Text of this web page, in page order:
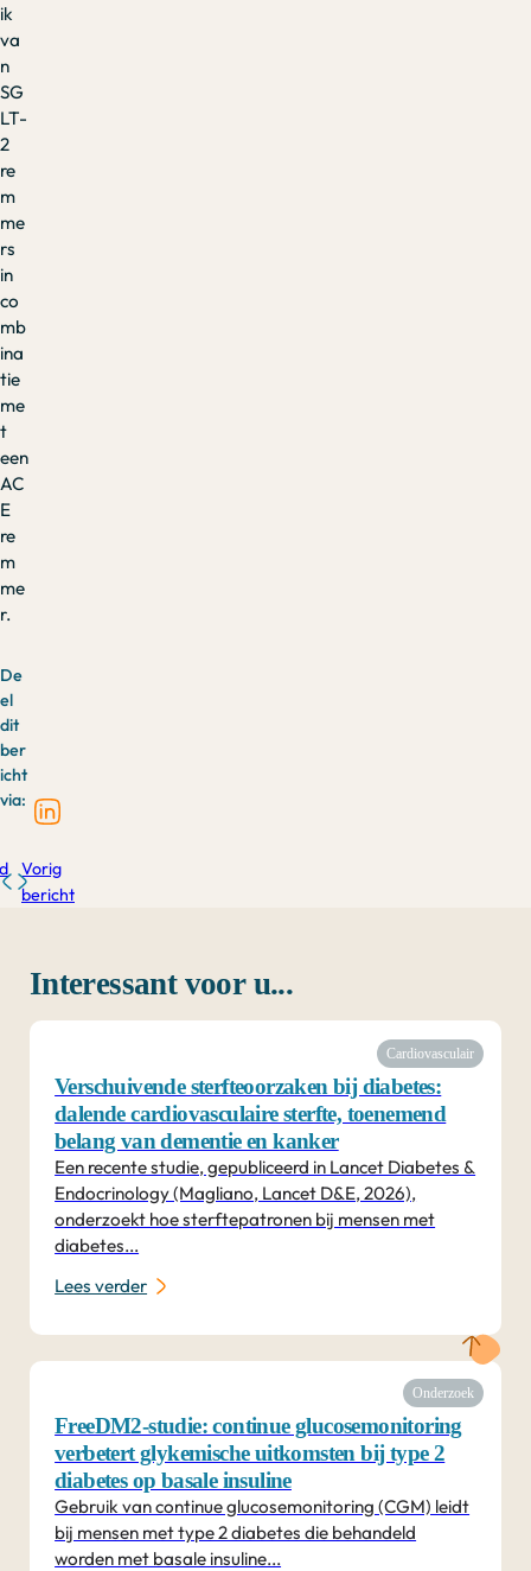
ik
va
n
SG
LT-
2
re
m
me
rs
in
co
mb
ina
tie
me
t
een
AC
E
re
m
me
r.
De
el
dit
ber
icht
via:
Vorig
bericht
Interessant voor u...
Cardiovasculair
Verschuivende sterfteoorzaken bij diabetes:
dalende cardiovasculaire sterfte, toenemend
belang van dementie en kanker
Een recente studie, gepubliceerd in Lancet Diabetes &
Endocrinology (Magliano, Lancet D&E, 2026),
onderzoekt hoe sterftepatronen bij mensen met
diabetes...
Lees verder
Onderzoek
FreeDM2-studie: continue glucosemonitoring
verbetert glykemische uitkomsten bij type 2
diabetes op basale insuline
Gebruik van continue glucosemonitoring (CGM) leidt
bij mensen met type 2 diabetes die behandeld
worden met basale insuline...